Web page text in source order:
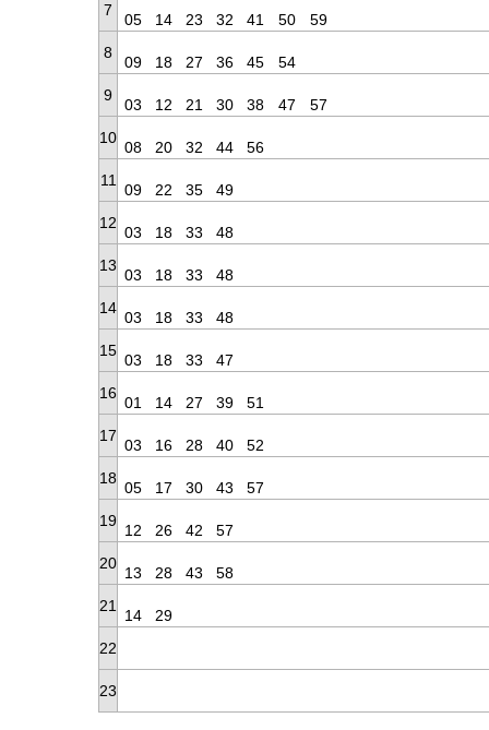
7
05 14 23 32 41 50
59
8
09 18 27 36 45
54
9
03 12 21 30 38 47
57
10
08 20 32 44
56
11
09 22 35
49
12
03 18 33
48
13
03 18 33
48
14
03 18 33
48
15
03 18 33
47
16
01 14 27 39
51
17
03 16 28 40
52
18
05 17 30 43
57
19
12 26 42
57
20
13 28 43
58
21
14
29
22
23